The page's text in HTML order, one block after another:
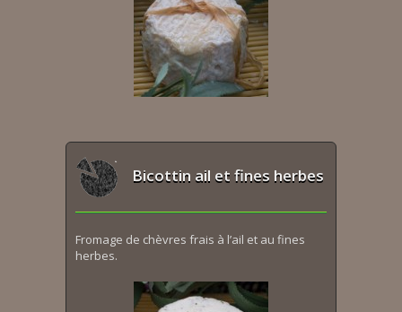
Bicottin ail et fines herbes
Fromage de chèvres frais à l’ail et au fines
herbes.